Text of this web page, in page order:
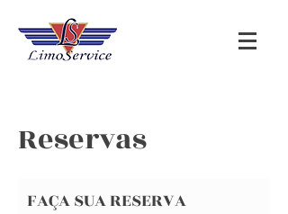
Reservas
FAÇA SUA RESERVA